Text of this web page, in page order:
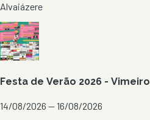
Alvaiázere
Festa de Verão 2026 - Vimeiro
14/08/2026 — 16/08/2026